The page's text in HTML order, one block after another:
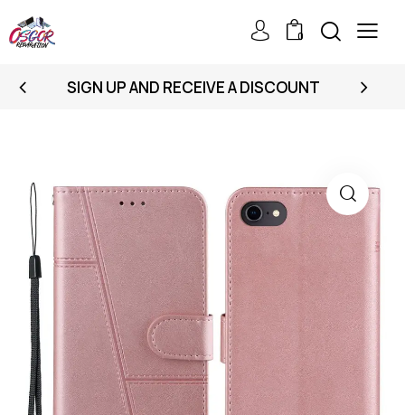
0
SIGN UP AND RECEIVE A DISCOUNT